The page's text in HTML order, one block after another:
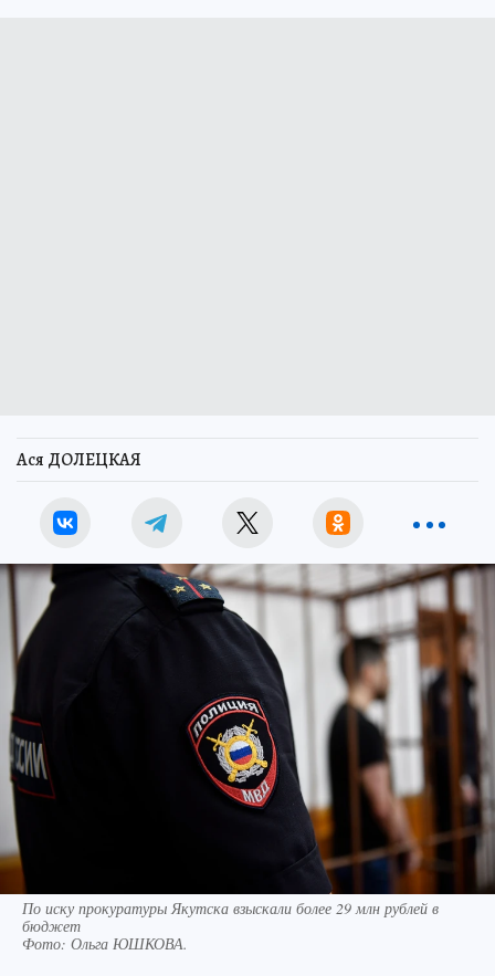
Ася ДОЛЕЦКАЯ
По иску прокуратуры Якутска взыскали более 29 млн рублей в
бюджет
Фото: Ольга ЮШКОВА.